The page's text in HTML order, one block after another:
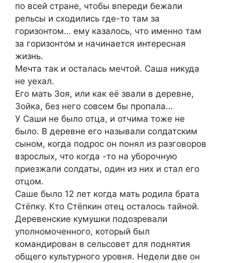
по всей стране, чтобы впереди бежали
рельсы и сходились где-то там за
горизонтом… ему казалось, что именно там
за горизонтом и начинается интересная
жизнь.
Мечта так и осталась мечтой. Саша никуда
не уехал.
Его мать Зоя, или как её звали в деревне,
Зойка, без него совсем бы пропала…
У Саши не было отца, и отчима тоже не
было. В деревне его называли солдатским
сыном, когда подрос он понял из разговоров
взрослых, что когда -то на уборочную
приезжали солдаты, один из них и стал его
отцом.
Саше было 12 лет когда мать родила брата
Стёпку. Кто Стёпкин отец осталось тайной.
Деревенские кумушки подозревали
уполномоченного, который был
командирован в сельсовет для поднятия
общего культурного уровня. Недели две он